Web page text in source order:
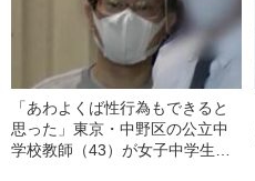
「あわよくば性行為もできると
思った」東京・中野区の公立中
学校教師（43）が女子中学生を